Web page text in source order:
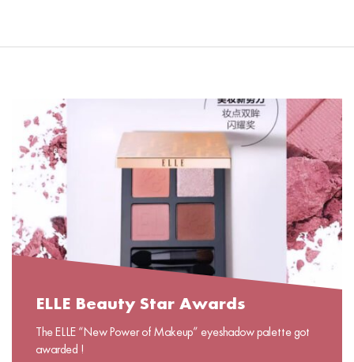
ELLE Beauty Star Awards
The ELLE “New Power of Makeup” eyeshadow palette got
awarded !